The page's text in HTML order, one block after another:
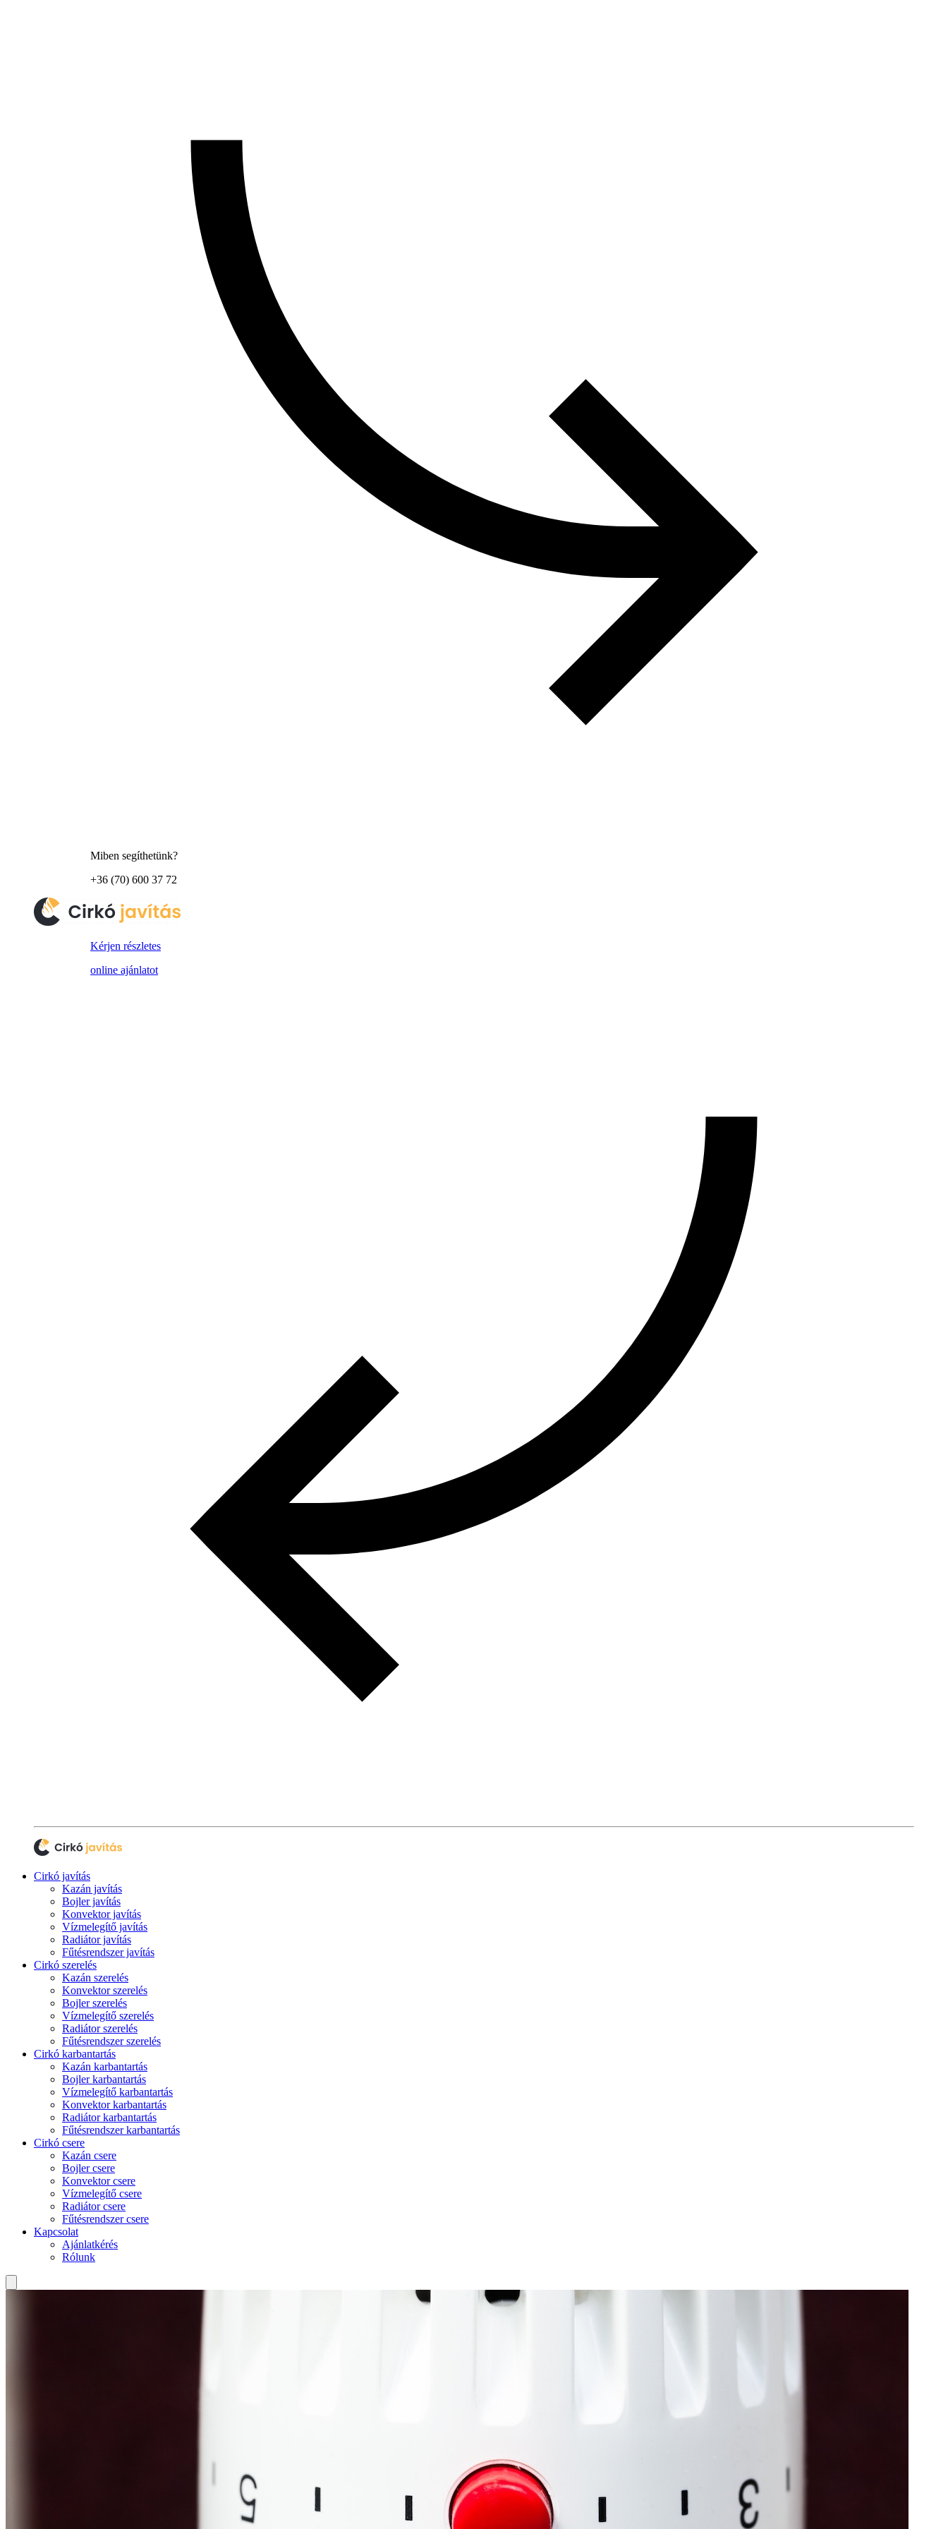
Miben segíthetünk?
+36 (70) 600 37 72
Kérjen részletes
online ajánlatot
Cirkó javítás
Kazán javítás
Bojler javítás
Konvektor javítás
Vízmelegítő javítás
Radiátor javítás
Fűtésrendszer javítás
Cirkó szerelés
Kazán szerelés
Konvektor szerelés
Bojler szerelés
Vízmelegítő szerelés
Radiátor szerelés
Fűtésrendszer szerelés
Cirkó karbantartás
Kazán karbantartás
Bojler karbantartás
Vízmelegítő karbantartás
Konvektor karbantartás
Radiátor karbantartás
Fűtésrendszer karbantartás
Cirkó csere
Kazán csere
Bojler csere
Konvektor csere
Vízmelegítő csere
Radiátor csere
Fűtésrendszer csere
Kapcsolat
Ajánlatkérés
Rólunk